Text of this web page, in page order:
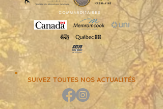
SUIVEZ TOUTES NOS ACTUALITÉS